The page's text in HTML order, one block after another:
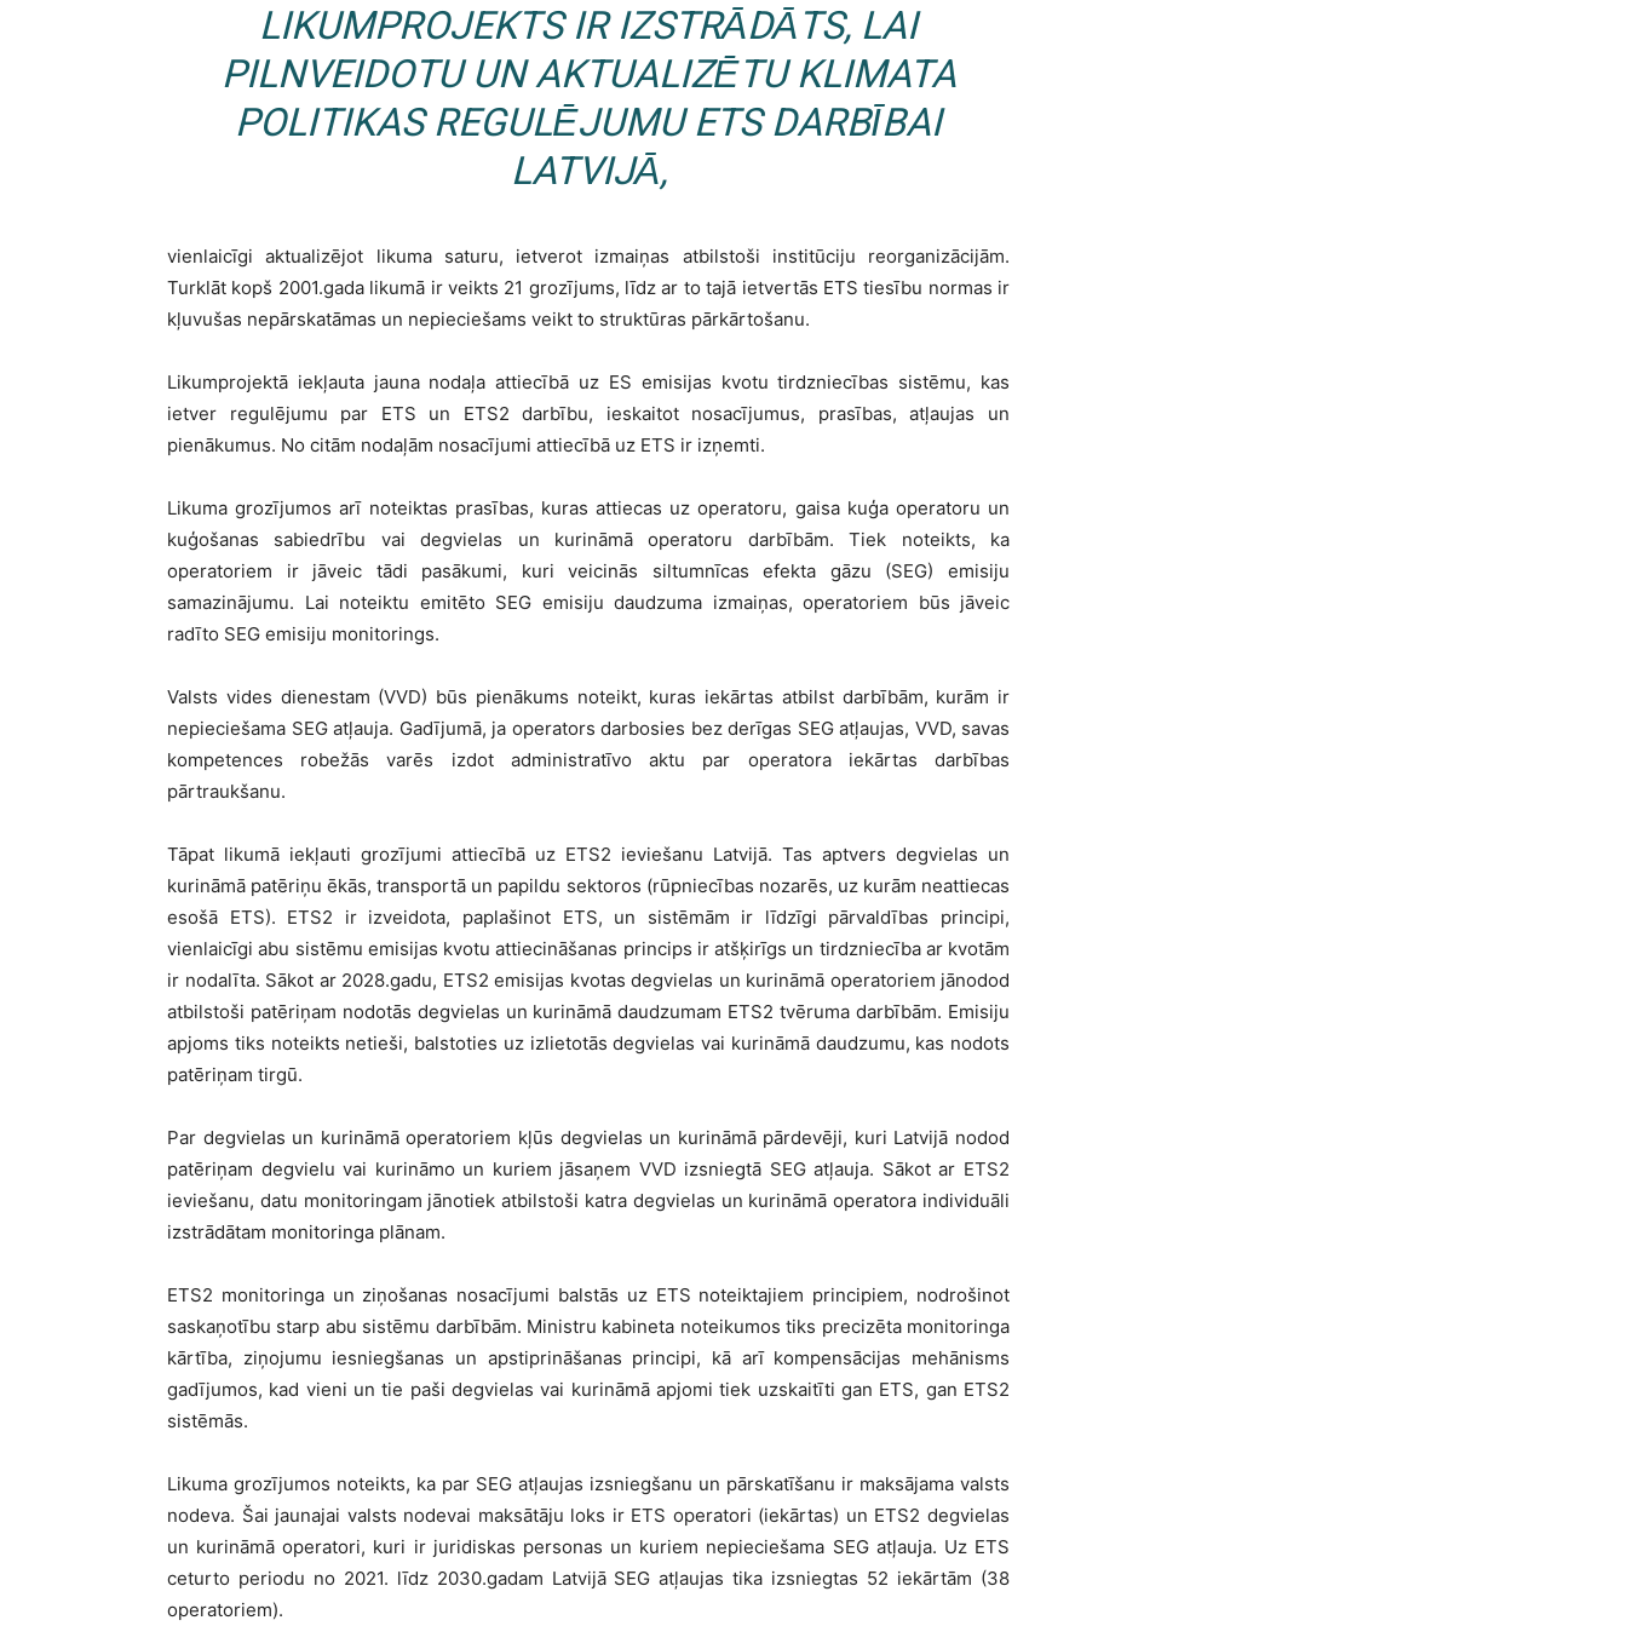
LIKUMPROJEKTS IR IZSTRĀDĀTS, LAI
PILNVEIDOTU UN AKTUALIZĒTU KLIMATA
POLITIKAS REGULĒJUMU ETS DARBĪBAI
LATVIJĀ,
vienlaicīgi aktualizējot likuma saturu, ietverot izmaiņas atbilstoši institūciju reorganizācijām.
Turklāt kopš 2001.gada likumā ir veikts 21 grozījums, līdz ar to tajā ietvertās ETS tiesību normas ir
kļuvušas nepārskatāmas un nepieciešams veikt to struktūras pārkārtošanu.
Likumprojektā iekļauta jauna nodaļa attiecībā uz ES emisijas kvotu tirdzniecības sistēmu, kas
ietver regulējumu par ETS un ETS2 darbību, ieskaitot nosacījumus, prasības, atļaujas un
pienākumus. No citām nodaļām nosacījumi attiecībā uz ETS ir izņemti.
Likuma grozījumos arī noteiktas prasības, kuras attiecas uz operatoru, gaisa kuģa operatoru un
kuģošanas sabiedrību vai degvielas un kurināmā operatoru darbībām. Tiek noteikts, ka
operatoriem ir jāveic tādi pasākumi, kuri veicinās siltumnīcas efekta gāzu (SEG) emisiju
samazinājumu. Lai noteiktu emitēto SEG emisiju daudzuma izmaiņas, operatoriem būs jāveic
radīto SEG emisiju monitorings.
Valsts vides dienestam (VVD) būs pienākums noteikt, kuras iekārtas atbilst darbībām, kurām ir
nepieciešama SEG atļauja. Gadījumā, ja operators darbosies bez derīgas SEG atļaujas, VVD, savas
kompetences robežās varēs izdot administratīvo aktu par operatora iekārtas darbības
pārtraukšanu.
Tāpat likumā iekļauti grozījumi attiecībā uz ETS2 ieviešanu Latvijā. Tas aptvers degvielas un
kurināmā patēriņu ēkās, transportā un papildu sektoros (rūpniecības nozarēs, uz kurām neattiecas
esošā ETS). ETS2 ir izveidota, paplašinot ETS, un sistēmām ir līdzīgi pārvaldības principi,
vienlaicīgi abu sistēmu emisijas kvotu attiecināšanas princips ir atšķirīgs un tirdzniecība ar kvotām
ir nodalīta. Sākot ar 2028.gadu, ETS2 emisijas kvotas degvielas un kurināmā operatoriem jānodod
atbilstoši patēriņam nodotās degvielas un kurināmā daudzumam ETS2 tvēruma darbībām. Emisiju
apjoms tiks noteikts netieši, balstoties uz izlietotās degvielas vai kurināmā daudzumu, kas nodots
patēriņam tirgū.
Par degvielas un kurināmā operatoriem kļūs degvielas un kurināmā pārdevēji, kuri Latvijā nodod
patēriņam degvielu vai kurināmo un kuriem jāsaņem VVD izsniegtā SEG atļauja. Sākot ar ETS2
ieviešanu, datu monitoringam jānotiek atbilstoši katra degvielas un kurināmā operatora individuāli
izstrādātam monitoringa plānam.
ETS2 monitoringa un ziņošanas nosacījumi balstās uz ETS noteiktajiem principiem, nodrošinot
saskaņotību starp abu sistēmu darbībām. Ministru kabineta noteikumos tiks precizēta monitoringa
kārtība, ziņojumu iesniegšanas un apstiprināšanas principi, kā arī kompensācijas mehānisms
gadījumos, kad vieni un tie paši degvielas vai kurināmā apjomi tiek uzskaitīti gan ETS, gan ETS2
sistēmās.
Likuma grozījumos noteikts, ka par SEG atļaujas izsniegšanu un pārskatīšanu ir maksājama valsts
nodeva. Šai jaunajai valsts nodevai maksātāju loks ir ETS operatori (iekārtas) un ETS2 degvielas
un kurināmā operatori, kuri ir juridiskas personas un kuriem nepieciešama SEG atļauja. Uz ETS
ceturto periodu no 2021. līdz 2030.gadam Latvijā SEG atļaujas tika izsniegtas 52 iekārtām (38
operatoriem).